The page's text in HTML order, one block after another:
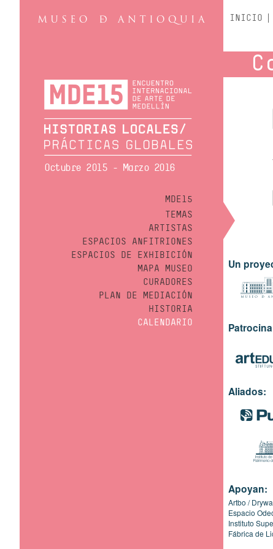
Octubre 2015 - Marzo 2016
MDE15
TEMAS
ARTISTAS
ESPACIOS ANFITRIONES
ESPACIOS DE EXHIBICIÓN
MAPA MUSEO
CURADORES
PLAN DE MEDIACIÓN
HISTORIA
CALENDARIO
INICIO
Un
Aliados:
Apoyan:
Artbo
Espacio
Instituto
Fábrica de